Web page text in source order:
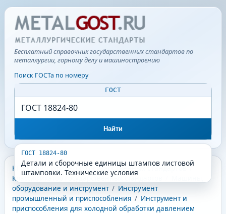
Бесплатный справочник государственных стандартов по
металлургии, горному делу и машиностроению
Поиск ГОСТа по номеру
ГОСТ
Найти
ГОСТ 18824-80
Детали и сборочные единицы штампов листовой
штамповки. Технические условия
КГС - Классификатор государственных стандартов /
Классификатор государственных стандартов
оборудование и инструмент / Инструмент
промышленный и приспособления / Инструмент и
приспособления для холодной обработки давлением